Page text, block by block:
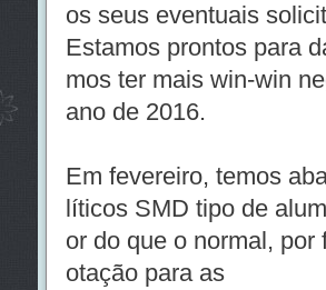
os seus eventuais
Estamos prontos para
mos ter mais win-win
ano de 2016.
Em fevereiro, temos
líticos SMD tipo de
or do que o normal,
otação para as